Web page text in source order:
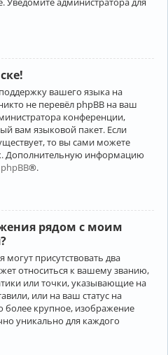
вашего языка на
не перевёл phpBB на ваш
конференции,
вам языковой пакет. Если
то вы сами можете
Дополнительную информацию
phpBB®.
рядом с моим
могут присутствовать два
относиться к вашему званию,
или точки, указывающие на
или на ваш статус на
крупное, изображение
уникально для каждого